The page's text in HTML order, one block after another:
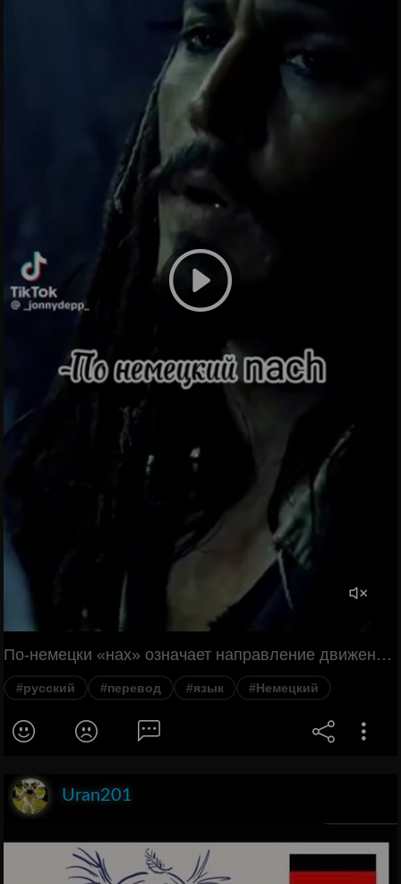
По-немецки «нах» означает направление движения, по-русски тоже, но конкретнее.
#русский #перевод #язык #Немецкий
Uran201